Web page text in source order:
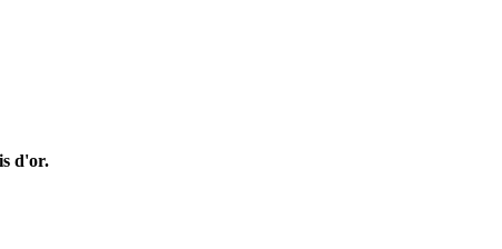
d'or.